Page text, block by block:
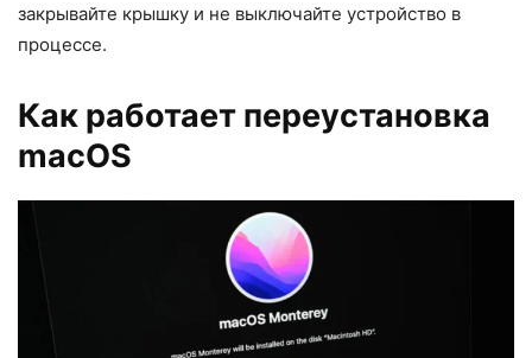
закрывайте крышку и не выключайте устройство в
процессе.
Как работает переустановка
macOS